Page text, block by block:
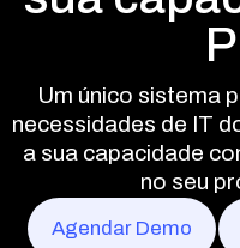
Um único sistema
necessidades de IT
a sua capacidade
no seu
Agendar Demo